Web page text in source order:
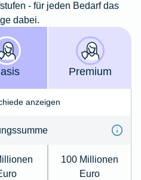
- für jeden Bedarf das
dabei.
Premium
anzeigen
100 Millionen
Euro